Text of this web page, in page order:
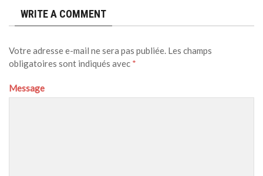
WRITE A COMMENT
Votre adresse e-mail ne sera pas publiée. Les champs
obligatoires sont indiqués avec *
Message